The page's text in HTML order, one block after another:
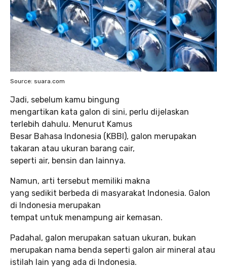
Source: suara.com
Jadi, sebelum kamu bingung
mengartikan kata galon di sini, perlu dijelaskan
terlebih dahulu. Menurut Kamus
Besar Bahasa Indonesia (KBBI), galon merupakan
takaran atau ukuran barang cair,
seperti air, bensin dan lainnya.
Namun, arti tersebut memiliki makna
yang sedikit berbeda di masyarakat Indonesia. Galon
di Indonesia merupakan
tempat untuk menampung air kemasan.
Padahal, galon merupakan satuan ukuran, bukan
merupakan nama benda seperti galon air mineral atau
istilah lain yang ada di Indonesia.